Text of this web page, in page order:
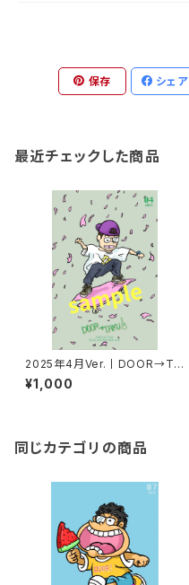
保存 シェア
最近チェックした商品
2025年4月Ver.丨DOOR→TA
KUポストカード
¥1,000
同じカテゴリの商品